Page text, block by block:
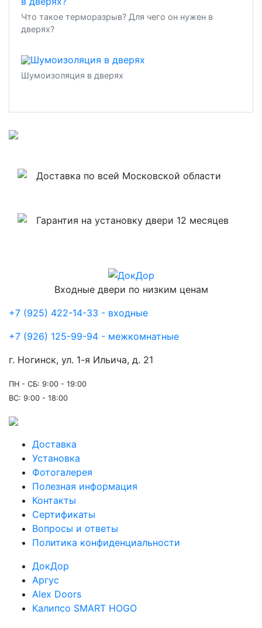
Что такое терморазрыв? Для чего он нужен в
дверях?
Шумоизоляция в дверях
Доставка по всей Московской области
Гарантия на установку двери 12 месяцев
Входные двери по низким ценам
+7 (925) 422-14-33 - входные
+7 (926) 125-99-94 - межкомнатные
г. Ногинск, ул. 1-я Ильича, д. 21
ПН - СБ: 9:00 - 19:00
ВС: 9:00 - 18:00
Доставка
Установка
Фотогалерея
Полезная информация
Контакты
Сертификаты
Вопросы и ответы
Политика конфиденциальности
ДокДор
Аргус
Alex Doors
Калипсо SMART HOGO